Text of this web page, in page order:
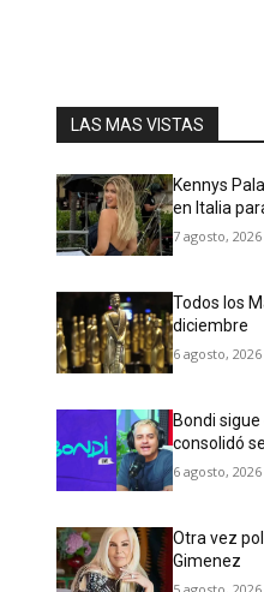
LAS MAS VISTAS
Kennys
en Italia
7 agosto, 2026
Todos los
diciembre
6 agosto, 2026
Bondi
consolidó
6 agosto, 2026
Otra vez
Gimenez